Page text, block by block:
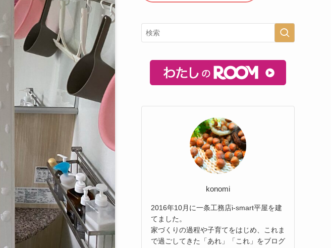
konomi
2016年10月に一条工務店i-smart平屋を建
てました。
家づくりの過程や子育てをはじめ、これま
で過ごしてきた「あれ」「これ」をブログ